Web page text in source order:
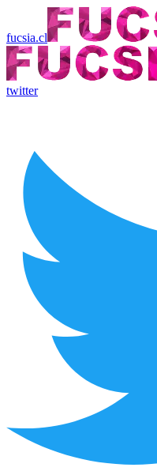
fucsia.cl
twitter